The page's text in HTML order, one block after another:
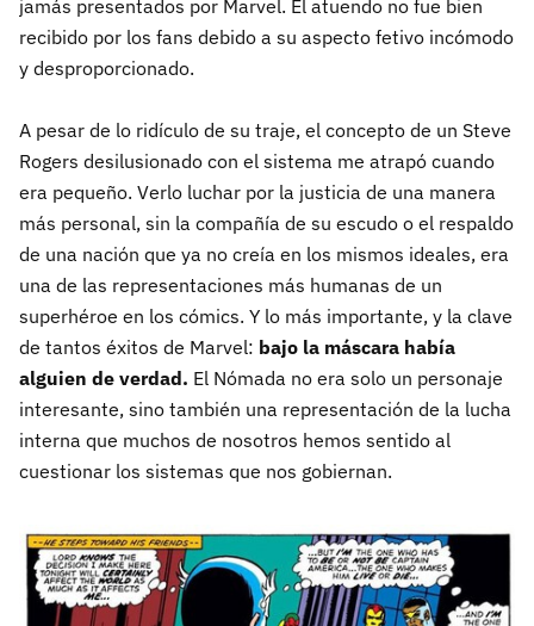
jamás presentados por Marvel. El atuendo no fue bien
recibido por los fans debido a su aspecto fetivo incómodo
y desproporcionado.
A pesar de lo ridículo de su traje, el concepto de un Steve
Rogers desilusionado con el sistema me atrapó cuando
era pequeño. Verlo luchar por la justicia de una manera
más personal, sin la compañía de su escudo o el respaldo
de una nación que ya no creía en los mismos ideales, era
una de las representaciones más humanas de un
superhéroe en los cómics. Y lo más importante, y la clave
de tantos éxitos de Marvel: bajo la máscara había
alguien de verdad. El Nómada no era solo un personaje
interesante, sino también una representación de la lucha
interna que muchos de nosotros hemos sentido al
cuestionar los sistemas que nos gobiernan.